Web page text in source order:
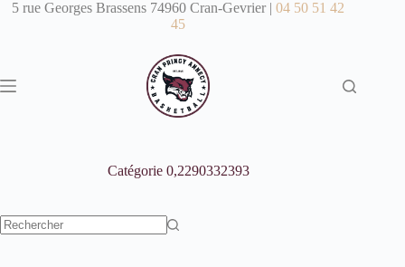
Passer
5 rue Georges Brassens 74960 Cran-Gevrier |04 50 51 42
45
Catégorie0,2290332393